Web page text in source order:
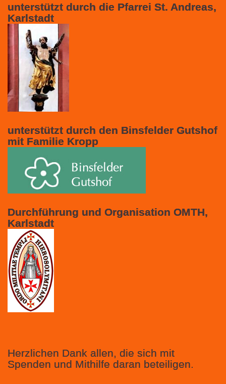
unterstützt durch die Pfarrei St. Andreas,
Karlstadt
unterstützt durch den Binsfelder Gutshof
mit Familie Kropp
Durchführung und Organisation OMTH,
Karlstadt
Herzlichen Dank allen, die sich mit
Spenden und Mithilfe daran beteiligen.